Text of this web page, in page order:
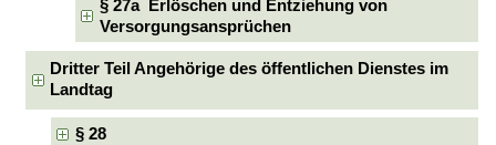
§ 27a Erlöschen und Entziehung von
Versorgungsansprüchen
Dritter Teil Angehörige des öffentlichen Dienstes im
Landtag
§ 28